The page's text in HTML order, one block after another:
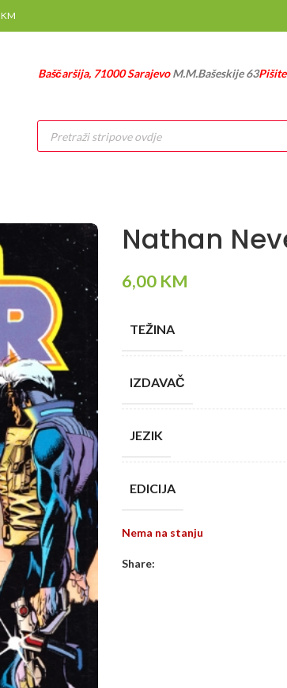
KM
Baščaršija, 71000 SarajevoM.M.Bašeskije 63
Products
search
Nathan
6,00 KM
TEŽINA
IZDAVAČ
JEZIK
EDICIJA
Nema na stanju
Share: